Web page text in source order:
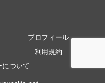
プロフィール
利用規約
について